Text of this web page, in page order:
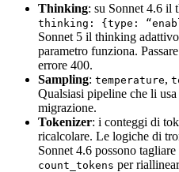
Thinking: su Sonnet 4.6 il
thinking: {type:
Sonnet 5 il thinking
parametro funziona. Passare
errore 400.
Sampling: temperature,
Qualsiasi pipeline che li
migrazione.
Tokenizer: i conteggi di
ricalcolare. Le logiche di
Sonnet 4.6 possono
count_tokens per